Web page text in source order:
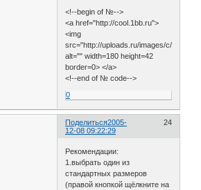
<!--begin of №-->
<a href="http://cool.1bb.ru">
<img
src="http://uploads.ru/images/c/cool/
alt="" width=180 height=42
border=0> </a>
<!--end of № code-->
0
Поделиться 24
2005-
12-08 09:22:29
Рекомендации:
1.выбрать один из
стандартных размеров
(правой кнопкой щёлкните на